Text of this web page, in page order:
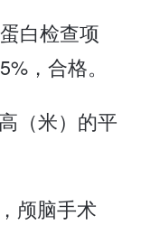
白检查项
，合格。
（米）的平
颅脑手术